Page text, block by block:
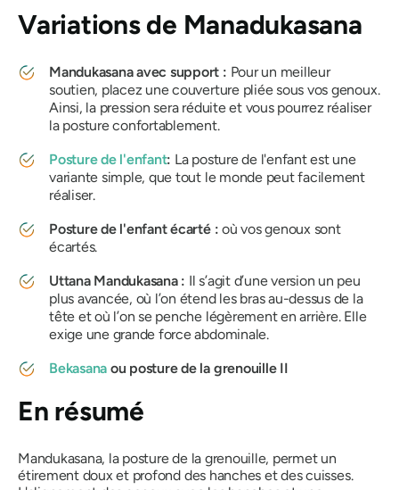
Variationsde Manadukasana
Mandukasanaavec support : Pour un meilleur
soutien, placez une couverture pliée sous vos genoux.
Ainsi, la pression sera réduite et vous pourrez réaliser
la posture confortablement.
Posture de l'enfant: La posture de l'enfant est une
variante simple, que tout le monde peut facilement
réaliser.
Posture de l'enfant écarté : où vos genoux sont
écartés.
Uttana Mandukasana: Il s’agit d’une version un peu
plus avancée, où l’on étend les bras au-dessus de la
tête et où l’on se penche légèrement en arrière. Elle
exige une grande force abdominale.
Bekasana ou posture de la grenouille II
En résumé
Mandukasana, la posture de la grenouille, permet un
étirement doux et profond des hanches et des cuisses.